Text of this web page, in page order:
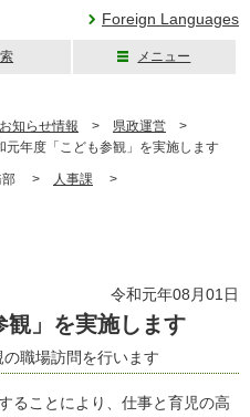
Foreign Languages
メニュー
知らせ情報 > 県政運営 >
年度「こども参観」を実施します
部 > 人事課 >
令和元年08月01日
観」を実施します
職場訪問を行います
ることにより、仕事と育児の高